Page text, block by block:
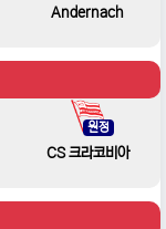
Andernach
원정
CS 크라코비아